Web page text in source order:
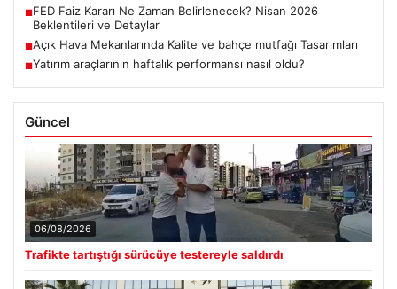
■FED Faiz Kararı Ne Zaman Belirlenecek? Nisan 2026
Beklentileri ve Detaylar
■Açık Hava Mekanlarında Kalite ve bahçe mutfağı Tasarımları
■Yatırım araçlarının haftalık performansı nasıl oldu?
Güncel
06/08/2026
Trafikte tartıştığı sürücüye testereyle saldırdı